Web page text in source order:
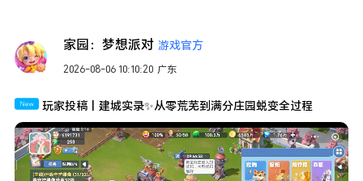
家园：梦想派对 游戏官方
2026-08-06 10:10:20 广东
玩家投稿丨建城实录✨从零荒芜到满分庄园蜕变全过程